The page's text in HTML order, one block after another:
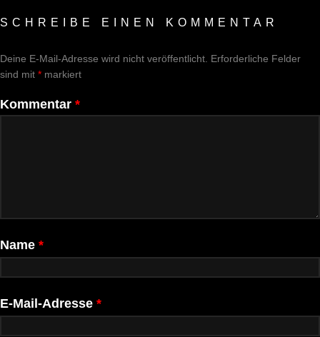
SCHREIBE EINEN KOMMENTAR
Deine E-Mail-Adresse wird nicht veröffentlicht. Erforderliche Felder
sind mit * markiert
Kommentar *
Name *
E-Mail-Adresse *